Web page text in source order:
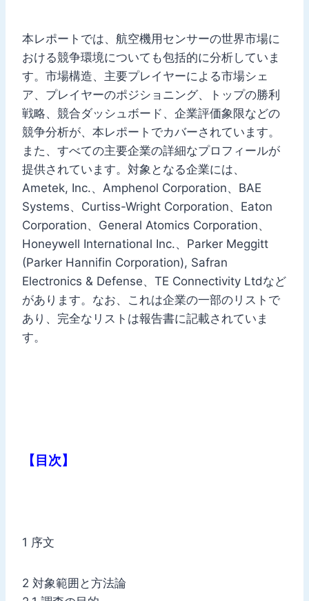
本レポートでは、航空機用センサーの世界市場に
おける競争環境についても包括的に分析していま
す。市場構造、主要プレイヤーによる市場シェ
ア、プレイヤーのポジショニング、トップの勝利
戦略、競合ダッシュボード、企業評価象限などの
競争分析が、本レポートでカバーされています。
また、すべての主要企業の詳細なプロフィールが
提供されています。対象となる企業には、
Ametek, Inc.、Amphenol Corporation、BAE
Systems、Curtiss-Wright Corporation、Eaton
Corporation、General Atomics Corporation、
Honeywell International Inc.、Parker Meggitt
(Parker Hannifin Corporation), Safran
Electronics & Defense、TE Connectivity Ltdなど
があります。なお、これは企業の一部のリストで
あり、完全なリストは報告書に記載されていま
す。
【目次】
1 序文
2 対象範囲と方法論